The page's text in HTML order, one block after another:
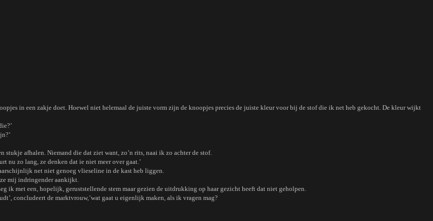
in een zakje doet. Hoewel niet helemaal de juiste vorm zijn de knoopjes precies de juiste kleur voor bij de stof die ik net heb gekocht. De kleur wijkt
afhalen. Niemand die dat ziet want, zo’n rits, naai ik zo achter de stof.
nu zo lang, ze denken dat ie niet meer over gaat.’
net niet genoeg vlieseline in de kast heb liggen.
mij indringender aankijkt.
ik met een, hopelijk, geruststellende stem maar gezien de uitdrukking op haar gezicht heeft dat niet geholpen.
concludeert de marktvrouw,’wat gaat u eigenlijk maken, als ik vragen mag?